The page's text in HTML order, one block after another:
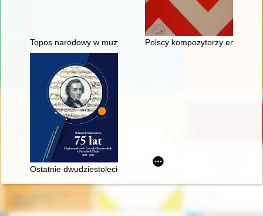
Topos narodowy w muzyce polskiej pierwszej połowy XIX
Polscy kompozytorzy
Ostatnie dwudziestolecie : 75 lat Międzynarodowych